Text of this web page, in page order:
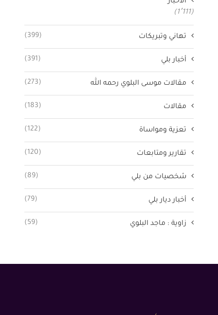
الأخبار
(1٬111)
تهاني وتبريكات (399)
أخبار بلي (391)
مقالات موسى البلوي رحمه الله (273)
مقالات (183)
تعزية ومواساة (122)
تقارير ومتابعات (120)
شخصيات من بلي (89)
أخبار ديار بلي (79)
زاوية : ماجد البلوي (59)